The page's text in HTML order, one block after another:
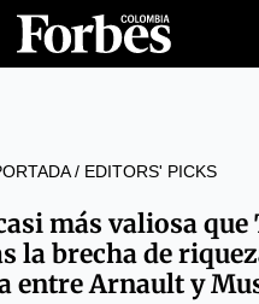
/ EDITORS' PICKS
más valiosa que
la brecha de
entre Arnault y